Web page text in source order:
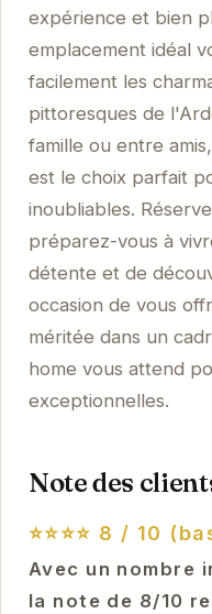
expérience et bien
emplacement idéal
facilement les
pittoresques de
famille ou entre
est le choix parfait
inoubliables.
préparez-vous à
détente et de
occasion de vous
méritée dans un
home vous attend
exceptionnelles.
Note des
⭐⭐⭐⭐ 8 / 10
Avec un nombre
la note de 8/10